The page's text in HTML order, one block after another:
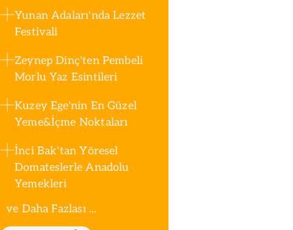
Yunan Adaları'nda Lezzet
Festivali
Zeynep Dinç'ten Pembeli
Morlu Yaz Esintileri
Kuzey Ege'nin En Güzel
Yeme&İçme Noktaları
İnci Bak'tan Yöresel
Domateslerle Anadolu
Yemekleri
ve Daha Fazlası ...